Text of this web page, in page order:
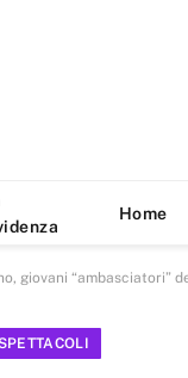
Home
giovani “ambasciatori”